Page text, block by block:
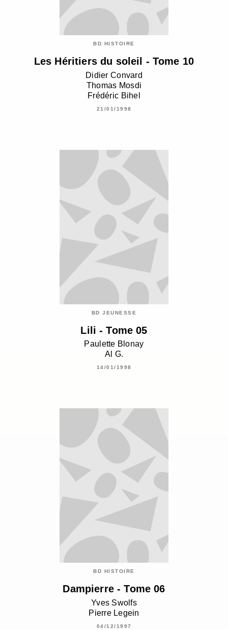
BD HISTOIRE
Les Héritiers du soleil - Tome 10
Didier Convard
Thomas Mosdi
Frédéric Bihel
21/01/1998
BD JEUNESSE
Lili - Tome 05
Paulette Blonay
Al G.
14/01/1998
BD HISTOIRE
Dampierre - Tome 06
Yves Swolfs
Pierre Legein
04/12/1997